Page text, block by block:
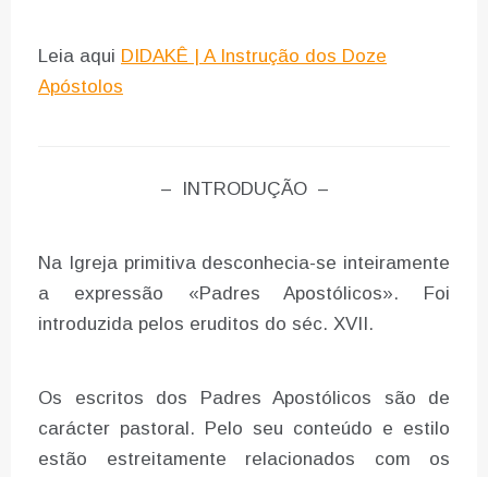
Leia aqui DIDAKÊ | A Instrução dos Doze
Apóstolos
– INTRODUÇÃO –
Na Igreja primitiva desconhecia-se inteiramente
a expressão «Padres Apostólicos». Foi
introduzida pelos eruditos do séc. XVII.
Os escritos dos Padres Apostólicos são de
carácter pastoral. Pelo seu conteúdo e estilo
estão estreitamente relacionados com os